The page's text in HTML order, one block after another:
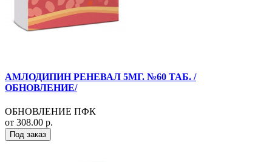
АМЛОДИПИН РЕНЕВАЛ 5МГ. №60 ТАБ. /
ОБНОВЛЕНИЕ/
ОБНОВЛЕНИЕ ПФК
от 308.00 р.
Под заказ